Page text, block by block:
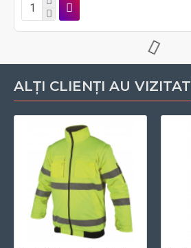
ALȚI CLIENȚI AU VIZITAT